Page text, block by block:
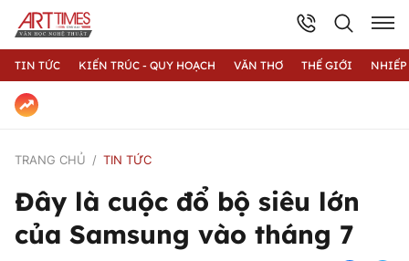
TIN TỨC KIẾN TRÚC - QUY HOẠCH VĂN THƠ THẾ GIỚI
TRANG CHỦ TIN TỨC
Đây là cuộc đổ bộ siêu lớn
của Samsung vào tháng 7